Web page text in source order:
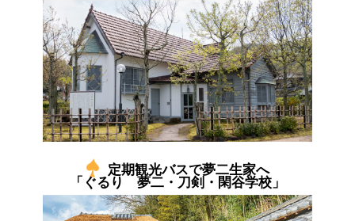
定期観光バスで夢二生家へ
「ぐるり 夢二・刀剣・閑谷学校」